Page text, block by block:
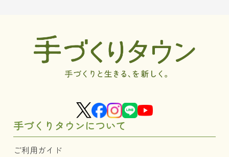
手づくりタウンについて
ご利用ガイド